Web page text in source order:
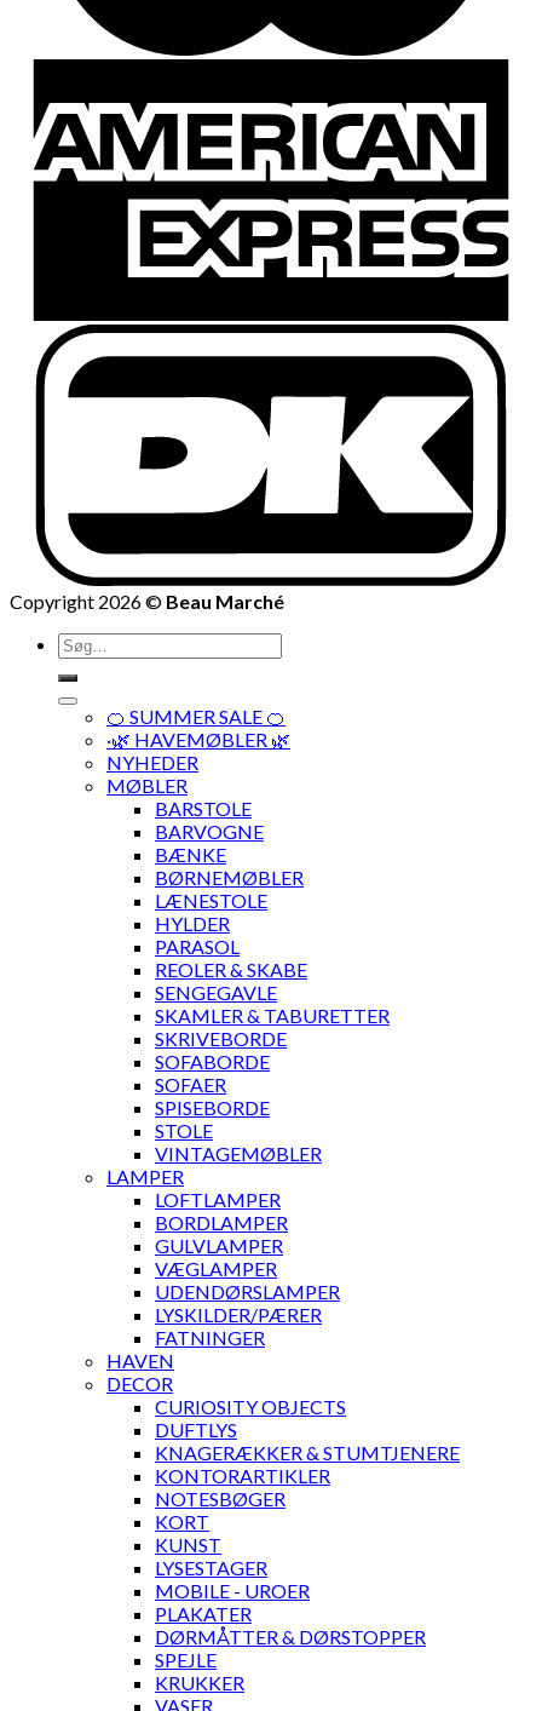
Copyright 2026 © Beau Marché
Søg
efter:
🍊 SUMMER SALE 🍊
·🌿 HAVEMØBLER 🌿
NYHEDER
MØBLER
BARSTOLE
BARVOGNE
BÆNKE
BØRNEMØBLER
LÆNESTOLE
HYLDER
PARASOL
REOLER & SKABE
SENGEGAVLE
SKAMLER & TABURETTER
SKRIVEBORDE
SOFABORDE
SOFAER
SPISEBORDE
STOLE
VINTAGEMØBLER
LAMPER
LOFTLAMPER
BORDLAMPER
GULVLAMPER
VÆGLAMPER
UDENDØRSLAMPER
LYSKILDER/PÆRER
FATNINGER
HAVEN
DECOR
CURIOSITY OBJECTS
DUFTLYS
KNAGERÆKKER & STUMTJENERE
KONTORARTIKLER
NOTESBØGER
KORT
KUNST
LYSESTAGER
MOBILE - UROER
PLAKATER
DØRMÅTTER & DØRSTOPPER
SPEJLE
KRUKKER
VASER